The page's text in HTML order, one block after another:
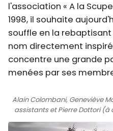
l'association « A la
1998, il souhaite
souffle en la rebaptisant
nom directement
concentre une grande
menées par ses
Alain Colombani, Geneviève
assistants et Pierre Dottori (à